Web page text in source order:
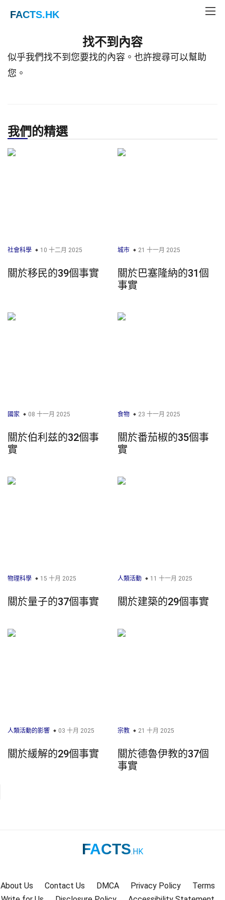
FACTS.HK
找不到內容
似乎我們找不到您要找的內容。也許搜尋可以幫助
您。
我們的精選
社會科學 10 十二月 2025
關於移民的39個事實
城市 21 十一月 2025
關於巴塞隆納的31個
事實
國家 08 十一月 2025
關於伯利兹的32個事
實
食物 23 十一月 2025
關於番茄椒的35個事
實
物理科學 15 十月 2025
關於量子的37個事實
人類活動 11 十一月 2025
關於建築的29個事實
人類活動的影響 03 十月 2025
關於緩解的29個事實
宗教 21 十月 2025
關於德魯伊教的37個
事實
FACTS.HK
About Us Contact Us DMCA Privacy Policy
Terms